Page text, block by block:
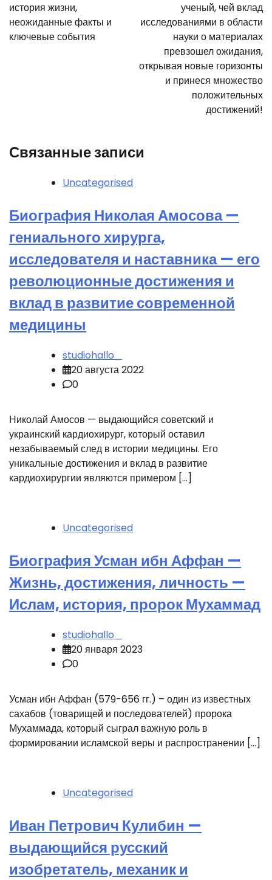
записям
история жизни,
неожиданные факты и
ключевые события
ученый, чей вклад
исследованиями в области
науки о материалах
превзошел ожидания,
открывая новые горизонты
и принеся множество
положительных
достижений!
Связанные записи
Uncategorised
Биография Николая Амосова —
гениального хирурга,
исследователя и наставника — его
революционные достижения и
вклад в развитие современной
медицины
studiohallo_
20 августа 2022
0
Николай Амосов — выдающийся советский и
украинский кардиохирург, который оставил
незабываемый след в истории медицины. Его
уникальные достижения и вклад в развитие
кардиохирургии являются примером […]
Uncategorised
Биография Усман ибн Аффан —
Жизнь, достижения, личность —
Ислам, история, пророк Мухаммад
studiohallo_
20 января 2023
0
Усман ибн Аффан (579-656 гг.) – один из известных
сахабов (товарищей и последователей) пророка
Мухаммада, который сыграл важную роль в
формировании исламской веры и распространении […]
Uncategorised
Иван Петрович Кулибин —
выдающийся русский
изобретатель, механик и